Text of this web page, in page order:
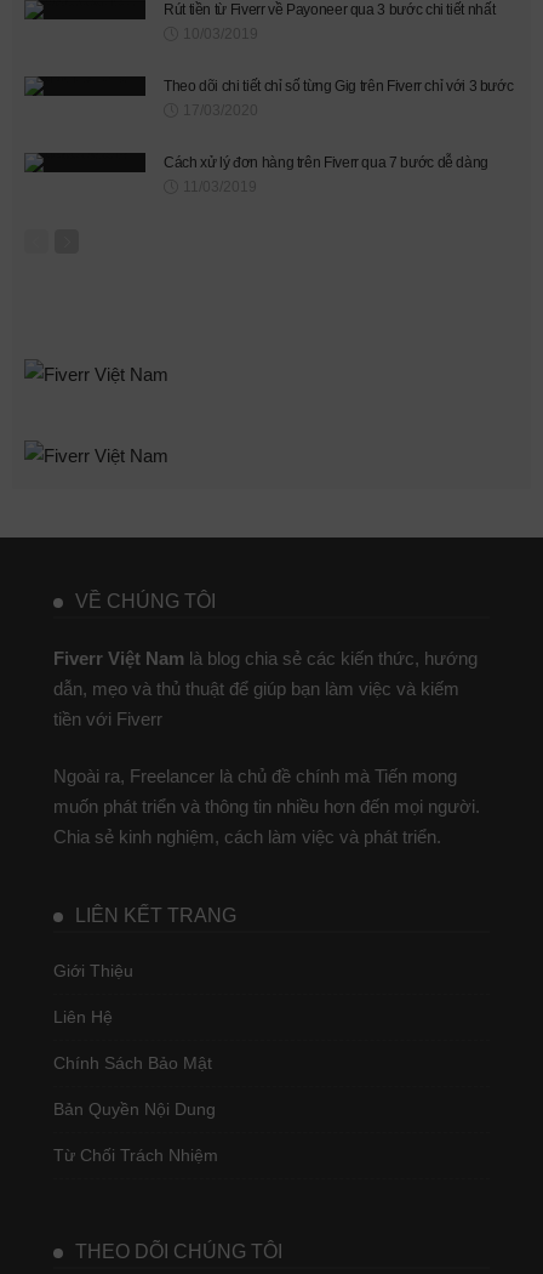
Rút tiền từ Fiverr về Payoneer qua 3 bước chi tiết nhất
10/03/2019
Theo dõi chi tiết chỉ số từng Gig trên Fiverr chỉ với 3 bước
17/03/2020
Cách xử lý đơn hàng trên Fiverr qua 7 bước dễ dàng
11/03/2019
VỀ CHÚNG TÔI
Fiverr Việt Nam là blog chia sẻ các kiến thức, hướng
dẫn, mẹo và thủ thuật để giúp bạn làm việc và kiếm
tiền với Fiverr
Ngoài ra, Freelancer là chủ đề chính mà Tiến mong
muốn phát triển và thông tin nhiều hơn đến mọi người.
Chia sẻ kinh nghiệm, cách làm việc và phát triển.
LIÊN KẾT TRANG
Giới Thiệu
Liên Hệ
Chính Sách Bảo Mật
Bản Quyền Nội Dung
Từ Chối Trách Nhiệm
THEO DÕI CHÚNG TÔI